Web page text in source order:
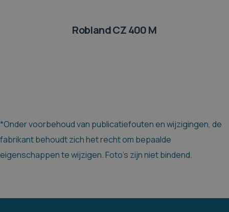
Robland CZ 400 M
*Onder voorbehoud van publicatiefouten en wijzigingen, de
fabrikant behoudt zich het recht om bepaalde
eigenschappen te wijzigen. Foto's zijn niet bindend.